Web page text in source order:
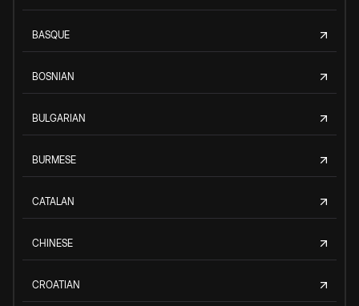
BASQUE
BOSNIAN
BULGARIAN
BURMESE
CATALAN
CHINESE
CROATIAN